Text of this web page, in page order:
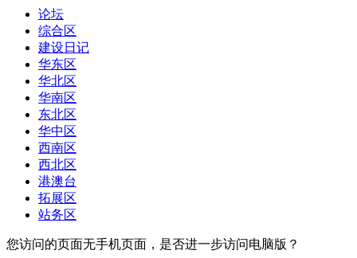
论坛
综合区
建设日记
华东区
华北区
华南区
东北区
华中区
西南区
西北区
港澳台
拓展区
站务区
您访问的页面无手机页面，是否进一步访问电脑版？